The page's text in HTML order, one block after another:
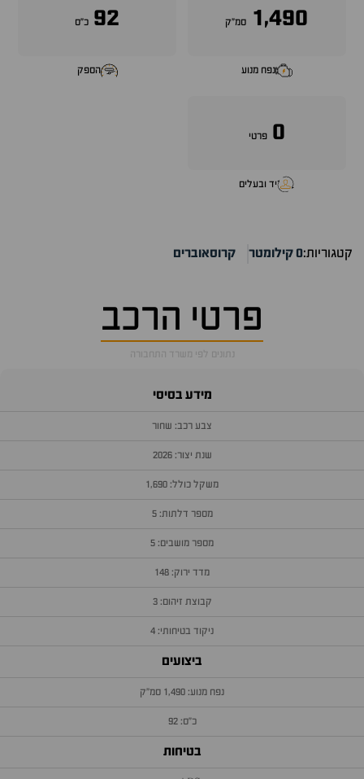
1,490 סמ״ק
נפח מנוע
92 כ״ס
הספק
0 פרטי
יד ובעלים
קטגוריות:0 קילומטר קרוסאוברים
פרטי הרכב
נתונים לפי משרד התחבורה
מידע בסיסי
צבע רכב: שחור
שנת יצור: 2026
משקל כולל: 1,690
מספר דלתות: 5
מספר מושבים: 5
מדד ירוק: 148
קבוצת זיהום: 3
ניקוד בטיחותי: 4
ביצועים
נפח מנוע: 1,490 סמ״ק
כ״ס: 92
בטיחות